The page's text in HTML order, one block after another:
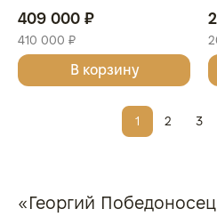
РОССИЯ
409 000 ₽
410 000 ₽
В корзину
1 2 3
«Георгий